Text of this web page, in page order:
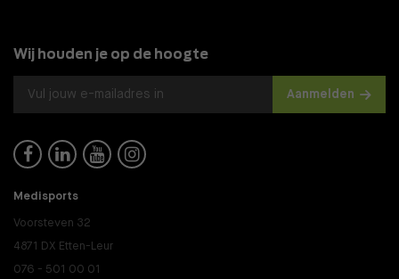
Wij houden je op de hoogte
Aanmelden
   
Medisports
Voorsteven 32
4871 DX Etten-Leur
076 - 501 00 01